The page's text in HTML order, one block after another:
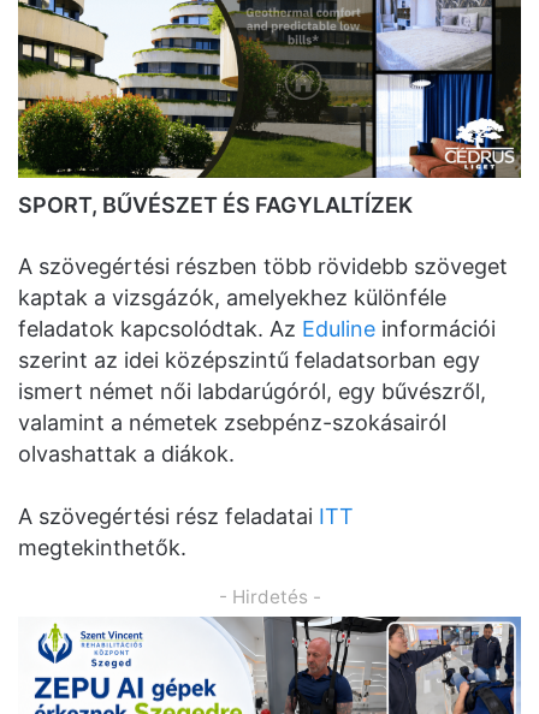
SPORT, BŰVÉSZET ÉS FAGYLALTÍZEK
A szövegértési részben több rövidebb szöveget
kaptak a vizsgázók, amelyekhez különféle
feladatok kapcsolódtak. Az Eduline információi
szerint az idei középszintű feladatsorban egy
ismert német női labdarúgóról, egy bűvészről,
valamint a németek zsebpénz-szokásairól
olvashattak a diákok.
A szövegértési rész feladatai ITT
megtekinthetők.
- Hirdetés -